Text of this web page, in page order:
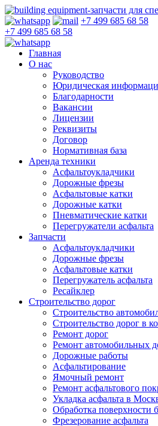
+7 499 685 68 58
+7 499 685 68 58
Главная
О нас
Руководство
Юридическая
Благодарности
Вакансии
Лицензии
Реквизиты
Договор
Нормативная база
Аренда техники
Асфальтоукладчики
Дорожные фрезы
Асфальтовые катки
Дорожные катки
Пневматические катки
Перегружатели асфальта
Запчасти
Асфальтоукладчики
Дорожные фрезы
Асфальтовые катки
Перегружатель асфальта
Ресайклер
Строительство дорог
Строительство
Строительство дорог в
Ремонт дорог
Ремонт автомобильных
Дорожные работы
Асфальтирование
Ямочный ремонт
Ремонт асфальтового
Укладка асфальта в
Обработка поверхности
Фрезерование асфальта